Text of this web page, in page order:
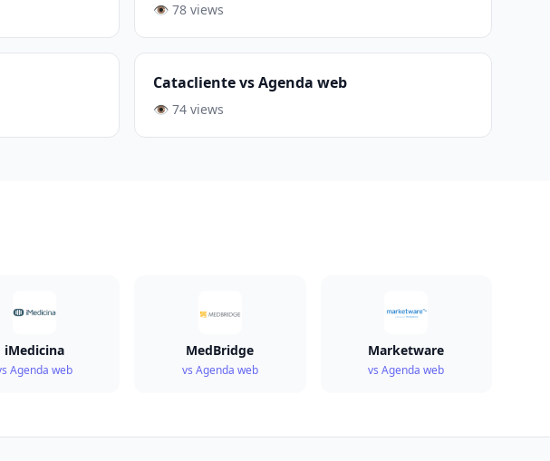
👁️ 78 views
Catacliente vs Agenda web
👁️ 74 views
iMedicina
Agenda web
MedBridge
vs Agenda web
Marketware
vs Agenda web